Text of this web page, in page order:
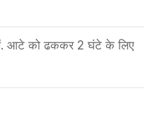
आटे को ढककर 2 घंटे के लिए